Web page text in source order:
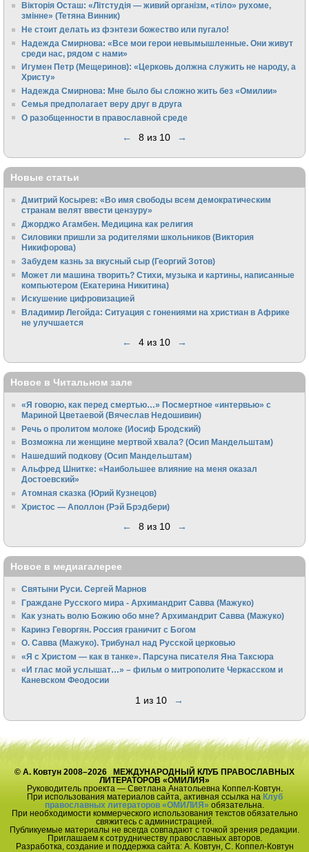
Вікторія Осташ: «Літстудія — живий організм, «тіло» рухоме,
змінне» (Тетяна Винник)
Не стоит делать из фэнтези божество или пугало!
Надежда Смирнова: «Все мои герои невымышленные. Они живут
среди нас, рядом с нами»
Игумен Петр (Мещеринов): «Церковь должна служить не народу, а
Христу»
Надежда Смирнова: Мне было бы сложно жить без «Омилии»
Семья предполагает веру друг в друга
О разобщенности в православной среде
← 8 из 10 →
Новые статьи
Дмитрий Косырев: «Во имя свободы всем демократическим
странам велят ввести цензуру»
Джорджо Агамбен. Медицина как религия
Силовики пришли за родителями школьников (Виктория
Никифорова)
Забудем казнь за вкусный сыр (Георгий Зотов)
Может ли машина творить? Стихи, музыка и картины, написанные
компьютером (Екатерина Никитина)
Искушение цифровизацией
Владимир Легойда: Ситуация с гонениями на христиан в Африке
не улучшается
← 4 из 10 →
Новое в Читальном зале
«Я говорю, как перед смертью…» Посмертное «интервью» с
Мариной Цветаевой (Вячеслав Недошивин)
Речь о пролитом молоке (Иосиф Бродский)
Возможна ли женщине мертвой хвала? (Осип Мандельштам)
Нашедший подкову (Осип Мандельштам)
Альфред Шнитке: «Наибольшее влияние на меня оказал
Достоевский»
Атомная сказка (Юрий Кузнецов)
Христос — Аполлон (Рэй Брэдбери)
← 8 из 10 →
Новое в медиагалерее
Святыни Руси. Сергей Марнов
Граждане Русского мира - Архимандрит Савва (Мажуко)
Как узнать волю Божию обо мне? Архимандрит Савва (Мажуко)
Каринэ Геворгян. Россия граничит с Богом
О. Савва (Мажуко). Трибунал над Русской церковью
«Я с Христом — как в танке». Парсуна писателя Яна Таксюра
«И глас мой услышат…» – фильм о митрополите Черкасском и
Каневском Феодосии
1 из 10 →
© А. Ковтун 2008–2026 МЕЖДУНАРОДНЫЙ КЛУБ ПРАВОСЛАВНЫХ
ЛИТЕРАТОРОВ «ОМИЛИЯ»
Руководитель проекта — Светлана Анатольевна Коппел-Ковтун.
При использования материалов сайта, активная ссылка на Клуб
православных литераторов «ОМИЛИЯ» обязательна.
При необходимости коммерческого использования текстов обязательно
свяжитесь с администрацией.
Публикуемые материалы не всегда совпадают с точкой зрения редакции.
Приглашаем к сотрудничеству православных авторов.
Разработка, создание и поддержка сайта: А. Ковтун, С. Коппел-Ковтун